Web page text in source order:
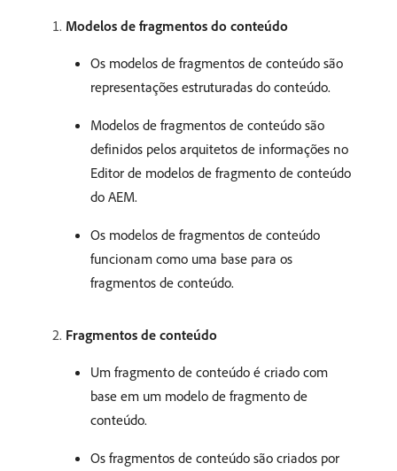
Modelos de fragmentos do conteúdo
Os modelos de fragmentos de conteúdo são
representações estruturadas do conteúdo.
Modelos de fragmentos de conteúdo são
definidos pelos arquitetos de informações no
Editor de modelos de fragmento de conteúdo
do AEM.
Os modelos de fragmentos de conteúdo
funcionam como uma base para os
fragmentos de conteúdo.
Fragmentos de conteúdo
Um fragmento de conteúdo é criado com
base em um modelo de fragmento de
conteúdo.
Os fragmentos de conteúdo são criados por